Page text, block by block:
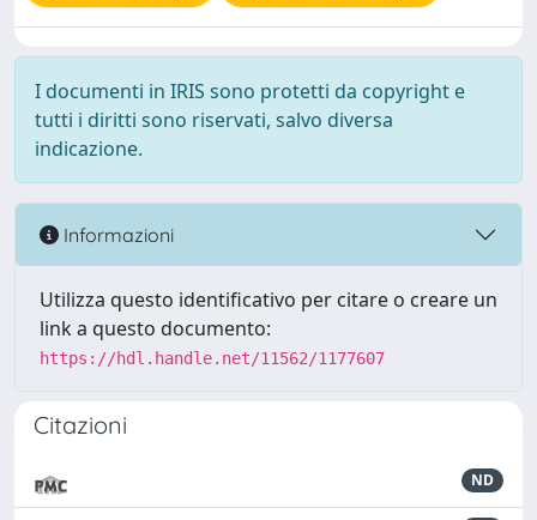
I documenti in IRIS sono protetti da copyright e
tutti i diritti sono riservati, salvo diversa
indicazione.
Informazioni
Utilizza questo identificativo per citare o creare un
link a questo documento:
https://hdl.handle.net/11562/1177607
Citazioni
ND